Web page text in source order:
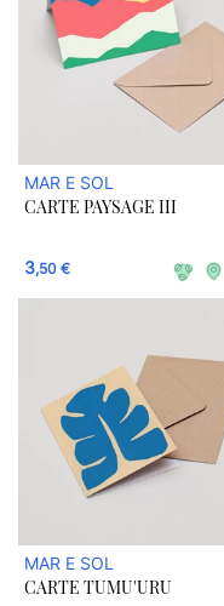
MAR E SOL
CARTE PAYSAGE III
3,50 €
MAR E SOL
CARTE TUMU'URU